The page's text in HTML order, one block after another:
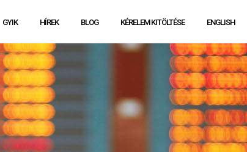
GYIK HÍREK BLOG KÉRELEM KITÖLTÉSE ENGLISH